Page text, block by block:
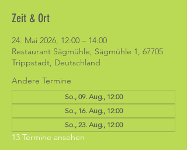
Zeit & Ort
24. Mai 2026, 12:00 – 14:00
Restaurant Sägmühle, Sägmühle 1, 67705
Trippstadt, Deutschland
Andere Termine
So., 09. Aug., 12:00
So., 16. Aug., 12:00
So., 23. Aug., 12:00
13 Termine ansehen